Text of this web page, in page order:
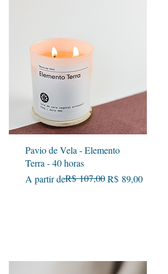
Visualização rápida
Pavio de Vela - Elemento
Terra - 40 horas
A partir de
Preço normalR$ 107,00 R$ 89,00
Preço promocional